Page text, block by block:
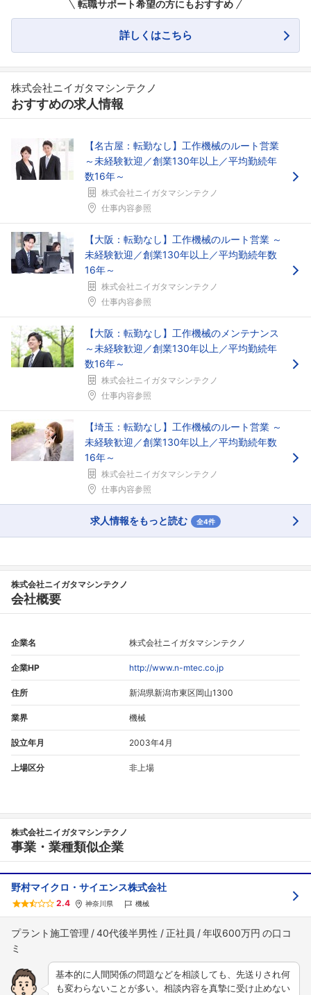
フォローしました
転職サポート希望の方にもおすすめ
詳しくはこちら
株式会社ニイガタマシンテクノ
おすすめの求人情報
【名古屋：転勤なし】工作機械のルート営業
～未経験歓迎／創業130年以上／平均勤続年
数16年～
株式会社ニイガタマシンテクノ
仕事内容参照
【大阪：転勤なし】工作機械のルート営業 ～
未経験歓迎／創業130年以上／平均勤続年数
16年～
株式会社ニイガタマシンテクノ
仕事内容参照
【大阪：転勤なし】工作機械のメンテナンス
～未経験歓迎／創業130年以上／平均勤続年
数16年～
株式会社ニイガタマシンテクノ
仕事内容参照
【埼玉：転勤なし】工作機械のルート営業 ～
未経験歓迎／創業130年以上／平均勤続年数
16年～
株式会社ニイガタマシンテクノ
仕事内容参照
求人情報をもっと読む 全4件
株式会社ニイガタマシンテクノ
会社概要
企業名 株式会社ニイガタマシンテクノ
企業HP http://www.n-mtec.co.jp
住所 新潟県新潟市東区岡山1300
業界 機械
設立年月 2003年4月
上場区分 非上場
株式会社ニイガタマシンテクノ
事業・業種類似企業
野村マイクロ・サイエンス株式会社
2.4 神奈川県 機械
プラント施工管理 40代後半男性 正社員 年収600万円
基本的に人間関係の問題などを相談しても、先送りされ何
も変わらないことが多い。相談内容を真摯に受け止めない